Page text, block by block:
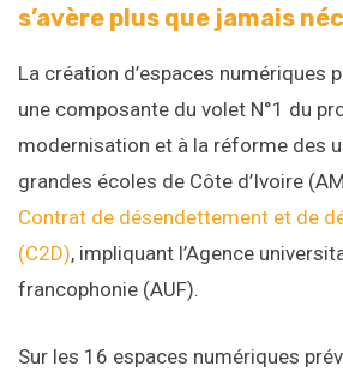
s’avère plus que jamais
La création d’espaces numériques
une composante du volet N°1 du
modernisation et à la réforme des
grandes écoles de Côte d’Ivoire
Contrat de désendettement et de
(C2D), impliquant l’Agence
francophonie (AUF).
Sur les 16 espaces numériques